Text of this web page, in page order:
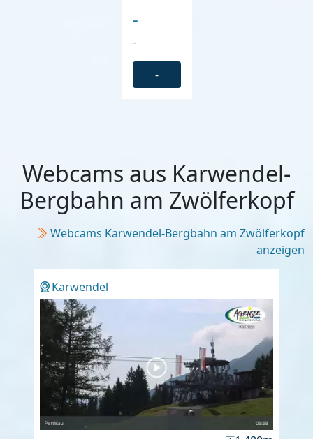
-
-
-
Webcams aus Karwendel-
Bergbahn am Zwölferkopf
Webcams Karwendel-Bergbahn am Zwölferkopf
anzeigen
Karwendel